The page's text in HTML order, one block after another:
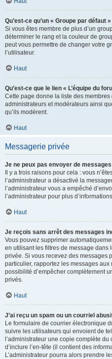
Qu’est-ce qu’un « Groupe par défaut »
Si vous êtes membre de plus d’un
déterminer le rang et la couleur de
peut vous permettre de changer votre
l’utilisateur.
Haut
Qu’est-ce que le lien « L’équipe du
Cette page donne la liste des
administrateurs et modérateurs ainsi
qu’ils modèrent.
Haut
Messagerie privée
Je ne peux pas envoyer de
Il y a trois raisons pour cela : vous
l’administrateur a désactivé la
l’administrateur vous a empêché
l’administrateur pour plus
Haut
Je reçois sans arrêt des messages
Vous pouvez supprimer
en utilisant les filtres de message dans
privée. Si vous recevez des messages
particulier, rapportez les messages
possibilité d’empêcher complètement
privés.
Haut
J’ai reçu un spam ou un courriel
Le formulaire de courrier électronique
suivre les utilisateurs qui envoient de
l’administrateur une copie complète
d’inclure l’en-tête (il contient des
L’administrateur pourra alors prendre